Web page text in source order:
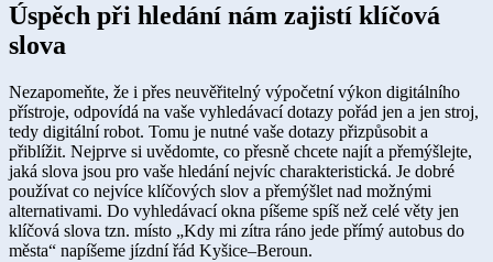
Úspěch při hledání nám zajistí klíčová
slova
Nezapomeňte, že i přes neuvěřitelný výpočetní výkon digitálního
přístroje, odpovídá na vaše vyhledávací dotazy pořád jen a jen stroj,
tedy digitální robot. Tomu je nutné vaše dotazy přizpůsobit a
přiblížit. Nejprve si uvědomte, co přesně chcete najít a přemýšlejte,
jaká slova jsou pro vaše hledání nejvíc charakteristická. Je dobré
používat co nejvíce klíčových slov a přemýšlet nad možnými
alternativami. Do vyhledávací okna píšeme spíš než celé věty jen
klíčová slova tzn. místo „Kdy mi zítra ráno jede přímý autobus do
města“ napíšeme jízdní řád Kyšice–Beroun.